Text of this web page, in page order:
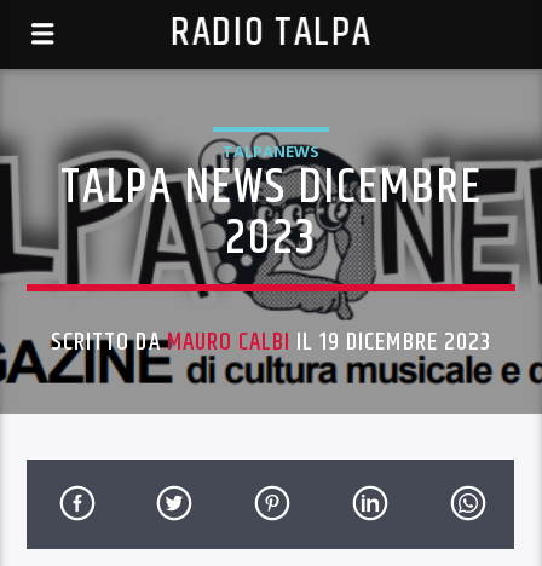
RADIO TALPA
TALPANEWS
TALPA NEWS DICEMBRE
2023
SCRITTO DAMAURO CALBI IL 19 DICEMBRE 2023